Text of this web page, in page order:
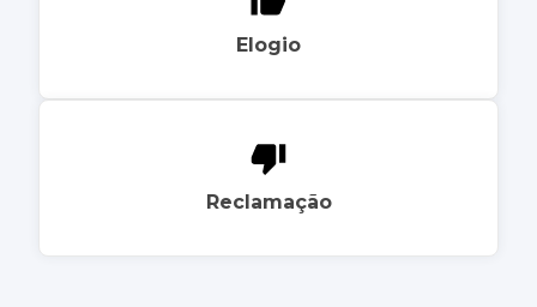
Elogio
Reclamação